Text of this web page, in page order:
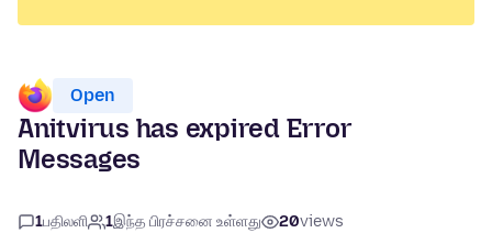
Open
Anitvirus has expired Error
Messages
1பதிலளி 1இந்த பிரச்சனை உள்ளது 20views